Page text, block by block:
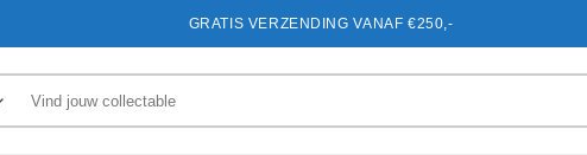
GRATIS VERZENDING VANAF €250,-